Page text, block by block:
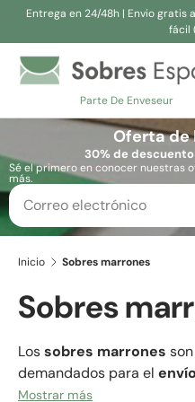
Entrega en 24/48h | Envio gratis
fácil
Parte De Enveseur
Buscar
Buscar Oferta de
30% de
Sé el primero en conocer nuestras
más.
Inicio Sobres marrones
Sobres
Lossobres marrones
demandados para el
organización.
Mostrar más